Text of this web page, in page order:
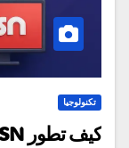
تكنولوجيا